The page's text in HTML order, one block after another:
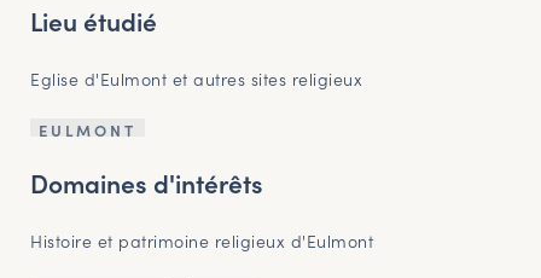
Lieu étudié
Eglise d'Eulmont et autres sites religieux
EULMONT
Domaines d'intérêts
Histoire et patrimoine religieux d'Eulmont